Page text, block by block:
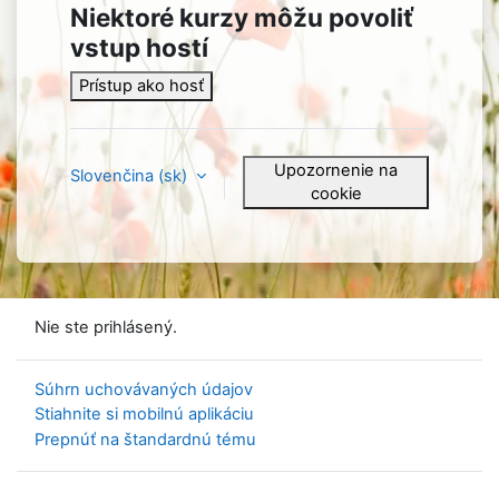
Niektoré kurzy môžu povoliť
vstup hostí
Prístup ako hosť
Slovenčina ‎(sk)‎
Upozornenie na
cookie
Nie ste prihlásený.
Súhrn uchovávaných údajov
Stiahnite si mobilnú aplikáciu
Prepnúť na štandardnú tému